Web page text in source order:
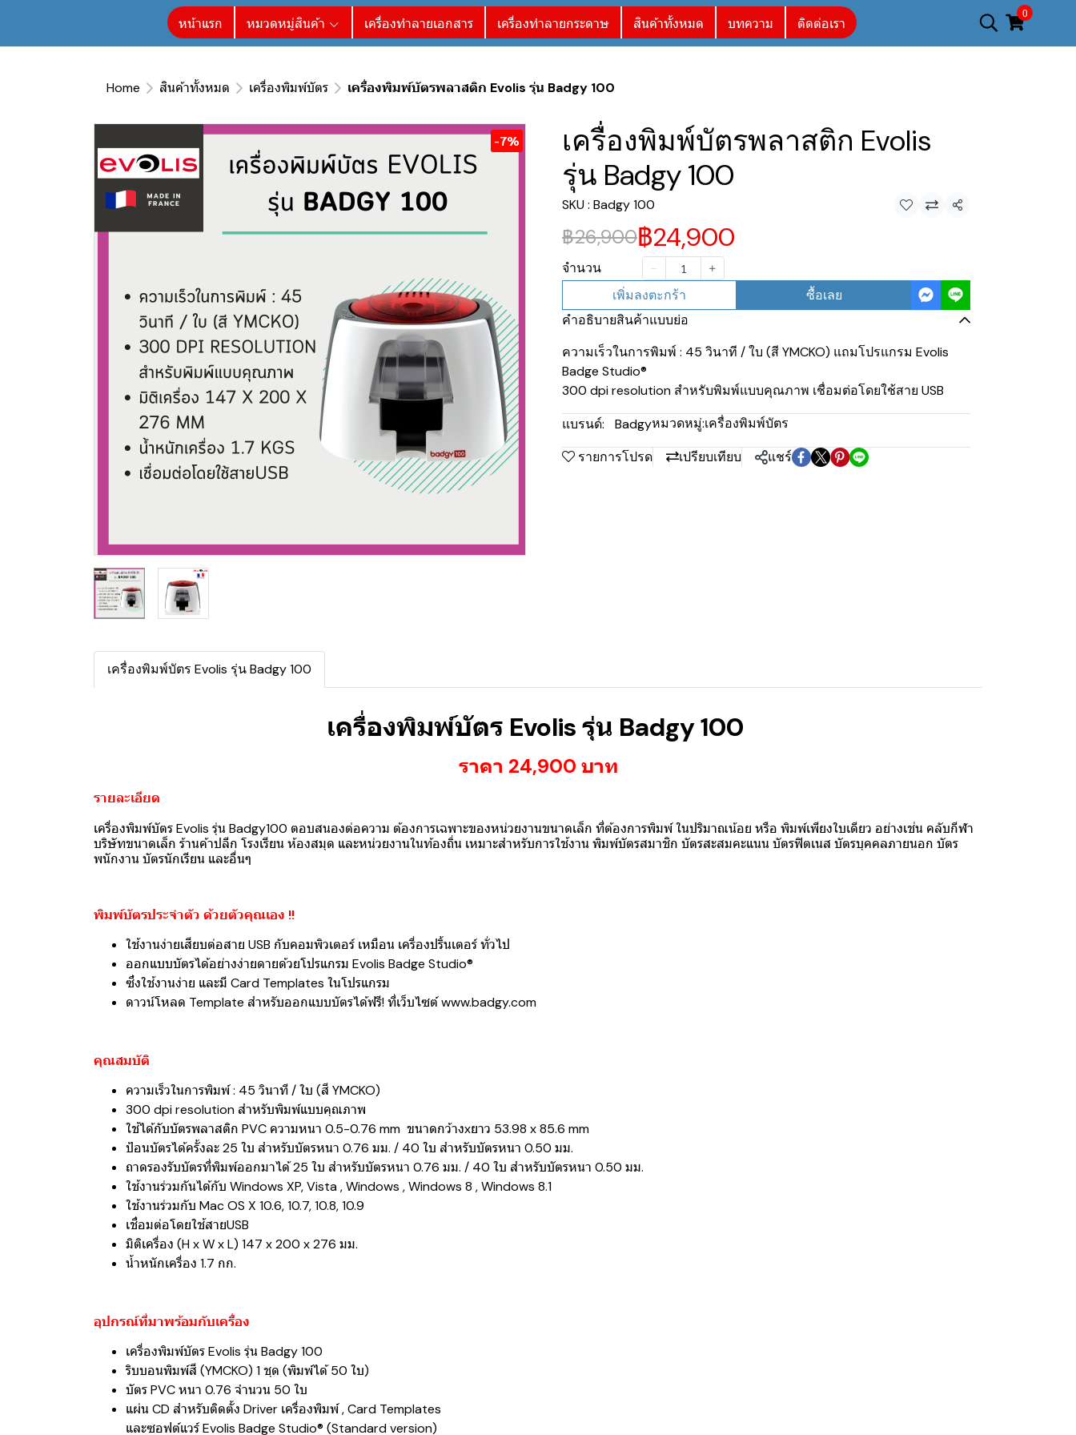
หน้าแรก หมวดหมู่สินค้า เครื่องทำลายเอกสาร เครื่องทำลายกระดาษ สินค้าทั้งหมด บทความ ติดต่อเรา 0
Home สินค้าทั้งหมด เครื่องพิมพ์บัตร เครื่องพิมพ์บัตรพลาสติก Evolis รุ่น Badgy 100
-7%
เครื่องพิมพ์บัตรพลาสติก Evolis
รุ่น Badgy 100
SKU : Badgy 100 แชร์
฿26,900฿24,900
จำนวน
เพิ่มลงตะกร้า
ซื้อเลย
คำอธิบายสินค้าแบบย่อ
ความเร็วในการพิมพ์ : 45 วินาที / ใบ (สี YMCKO) แถมโปรแกรม Evolis
Badge Studio®
300 dpi resolution สำหรับพิมพ์แบบคุณภาพ เชื่อมต่อโดยใช้สาย USB
แบรนด์:
Badgyหมวดหมู่:เครื่องพิมพ์บัตร
รายการโปรด
เปรียบเทียบ แชร์
เครื่องพิมพ์บัตร Evolis รุ่น Badgy 100
เครื่องพิมพ์บัตร Evolis รุ่น Badgy 100
ราคา 24,900 บาท
รายละเอียด
เครื่องพิมพ์บัตร Evolis รุ่น Badgy100 ตอบสนองต่อความ ต้องการเฉพาะของหน่วยงานขนาดเล็ก ที่ต้องการพิมพ์ ในปริมาณน้อย หรือ พิมพ์เพียงใบเดียว อย่างเช่น คลับกีฬา
บริษัทขนาดเล็ก ร้านค้าปลีก โรงเรียน ห้องสมุด และหน่วยงานในท้องถิ่น เหมาะสำหรับการใช้งาน พิมพ์บัตรสมาชิก บัตรสะสมคะแนน บัตรฟิตเนส บัตรบุคคลภายนอก บัตร
พนักงาน บัตรนักเรียน และอื่นๆ
พิมพ์บัตรประจำตัว ด้วยตัวคุณเอง !!
ใช้งานง่ายเสียบต่อสาย USB กับคอมพิวเตอร์ เหมือน เครื่องปริ้นเตอร์ ทั่วไป
ออกแบบบัตรได้อย่างง่ายดายด้วยโปรแกรม Evolis Badge Studio®
ซึ่งใช้งานง่าย และมี Card Templates ในโปรแกรม
ดาวน์โหลด Template สำหรับออกแบบบัตรได้ฟรี! ที่เว็บไซต์www.badgy.com
คุณสมบัติ
ความเร็วในการพิมพ์ : 45 วินาที / ใบ (สี YMCKO)
300 dpi resolution สำหรับพิมพ์แบบคุณภาพ
ใช้ได้กับบัตรพลาสติก PVC ความหนา 0.5-0.76 mm ขนาดกว้างxยาว 53.98 x 85.6 mm
ป้อนบัตรได้ครั้งละ 25 ใบ สำหรับบัตรหนา 0.76 มม. / 40 ใบ สำหรับบัตรหนา 0.50 มม.
ถาดรองรับบัตรที่พิมพ์ออกมาได้ 25 ใบ สำหรับบัตรหนา 0.76 มม. / 40 ใบ สำหรับบัตรหนา 0.50 มม.
ใช้งานร่วมกันได้กับ Windows XP, Vista , Windows , Windows 8 , Windows 8.1
ใช้งานร่วมกับ Mac OS X 10.6, 10.7, 10.8, 10.9
เชื่อมต่อโดยใช้สายUSB
มิติเครื่อง (H x W x L) 147 x 200 x 276 มม.
น้ำหนักเครื่อง 1.7 กก.
อุปกรณ์ที่มาพร้อมกับเครื่อง
เครื่องพิมพ์บัตร Evolis รุ่น Badgy 100
ริบบอนพิมพ์สี (YMCKO) 1 ชุด (พิมพ์ได้ 50 ใบ)
บัตร PVC หนา 0.76 จำนวน 50 ใบ
แผ่น CD สำหรับติดตั้ง Driver เครื่องพิมพ์ , Card Templates
และซอฟต์แวร์ Evolis Badge Studio® (Standard version)